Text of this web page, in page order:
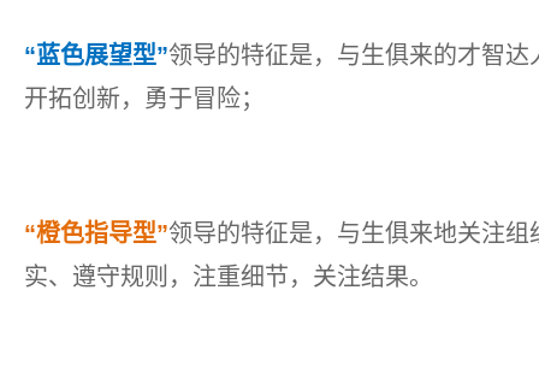
“蓝色展望型”领导的特征是，与生俱来的才智
开拓创新，勇于冒险；
“橙色指导型”领导的特征是，与生俱来地关注
实、遵守规则，注重细节，关注结果。